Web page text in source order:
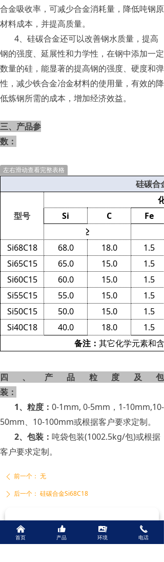
产品中心
PRODUCTS
合金吸收率，可减少合金消耗量，降低吨钢原
材料成本，并提高质量。
4、硅碳合金还可以改善钢水质量，提高
钢的强度、延展性和力学性，在钢中添加一定
数量的硅，能显著的提高钢的强度、硬度和弹
性，减少铁合金冶金材料的使用量，有效的降
低炼钢所需的成本，增加经济效益。
三、产品参
数：
左右滑动查看完整表格
硅碳合
型号
Si
C
Fe
≥
Si68C18
68.0 18.0
1.5
Si65C15
65.0 15.0
1.5
Si60C15
60.0 15.0
1.5
Si55C15
55.0 15.0
1.5
Si50C15
50.0 15.0
1.5
Si40C18
40.0 18.0
1.5
备注： 其它化学元素和
四、产品粒度及包
装：
1、粒度： 0-1mm, 0-5mm ，1-10mm,10-
50mm、10-100mm或根据客户要求定制。
2、包装： 吨袋包装(1002.5kg/包)或根据
客户要求定制。
ꄴ 前一个： 无
ꄲ 后一个： 硅碳合金Si68C18
낀
首页
뀗
产品
끡
环境
끅
电话